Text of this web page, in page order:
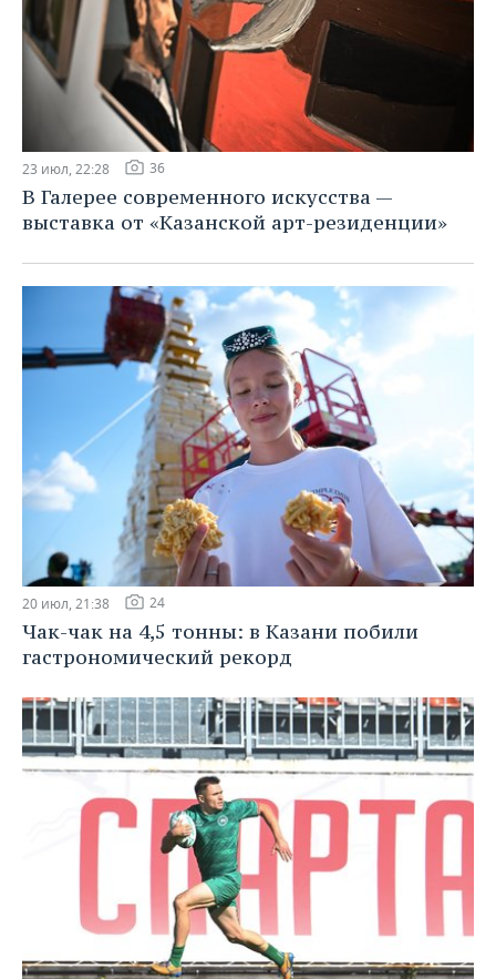
23 июл, 22:28 36
В Галерее современного искусства —
выставка от «Казанской арт-резиденции»
20 июл, 21:38 24
Чак-чак на 4,5 тонны: в Казани побили
гастрономический рекорд